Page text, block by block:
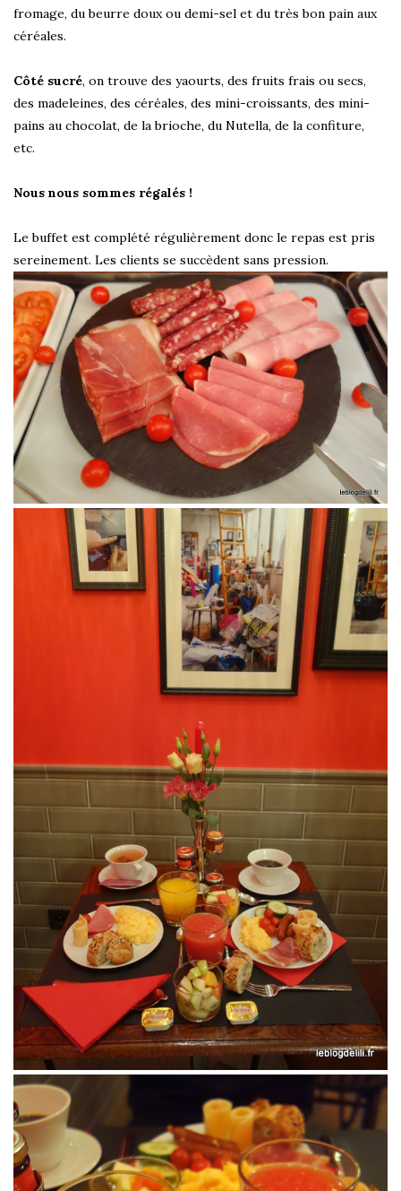
fromage, du beurre doux ou demi-sel et du très bon pain aux
céréales.
Côté sucré, on trouve des yaourts, des fruits frais ou secs,
des madeleines, des céréales, des mini-croissants, des mini-
pains au chocolat, de la brioche, du Nutella, de la confiture,
etc.
Nous nous sommes régalés !
Le buffet est complété régulièrement donc le repas est pris
sereinement. Les clients se succèdent sans pression.